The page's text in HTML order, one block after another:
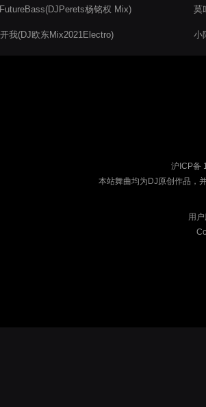
杨铭权 Mix)
我(DJ欧东Mix2021Electro)
莫
小
沪ICP备
本站舞曲均为DJ原创作品，
用